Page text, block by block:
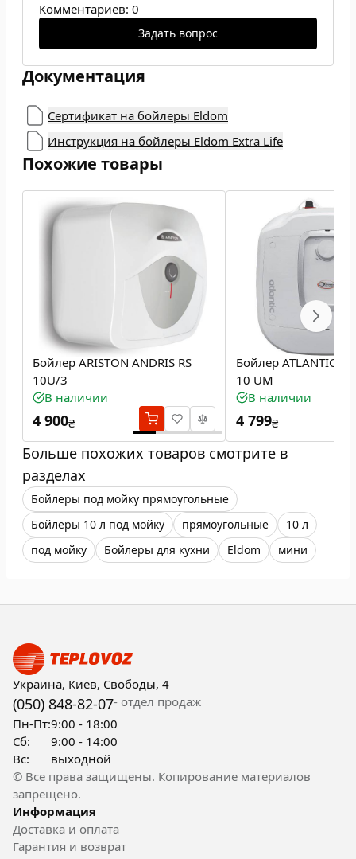
Комментариев: 0
Задать вопрос
Документация
Сертификат на бойлеры Eldom
Инструкция на бойлеры Eldom Extra Life
Похожие товары
Бойлер ARISTON ANDRIS RS
10U/3
В наличии
4 900₴
Бойлер ATLANTIC
10 UM
В наличии
4 799₴
Больше похожих товаров смотрите в
разделах
Бойлеры под мойку прямоугольные
Бойлеры 10 л под мойку
прямоугольные
10 л
под мойку
Бойлеры для кухни Eldom мини
Украина, Киев, Свободы, 4
(050) 848-82-07- отдел продаж
Пн-Пт:9:00 - 18:00
Сб:
9:00 - 14:00
Вс:
выходной
© Все права защищены. Копирование материалов
запрещено.
Информация
Доставка и оплата
Гарантия и возврат